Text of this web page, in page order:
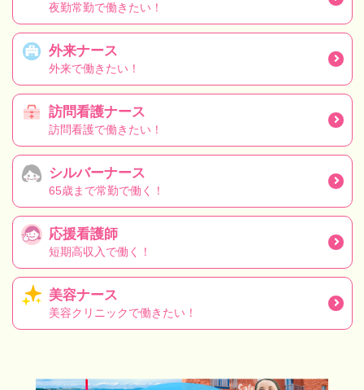
夜勤常勤で働きたい！
外来ナース
外来で働きたい！
訪問看護ナース
訪問看護で働きたい！
シルバーナース
65歳まで常勤で働く！
応援看護師
短期高収入で働く！
美容ナース
美容クリニックで働きたい！